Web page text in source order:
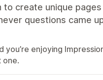
create unique
questions came
enjoying
one.